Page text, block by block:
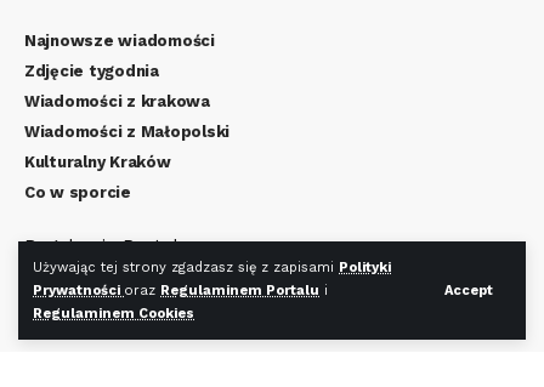
Używając tej strony zgadzasz się z zapisami Polityki
Prywatności oraz Regulaminem Portalu i
Regulaminem Cookies
Accept
Najnowsze wiadomości
Zdjęcie tygodnia
Wiadomości z krakowa
Wiadomości z Małopolski
Kulturalny Kraków
Co w sporcie
Regulamin Portalu
Polityka Prywatności
Regulamin Cookies